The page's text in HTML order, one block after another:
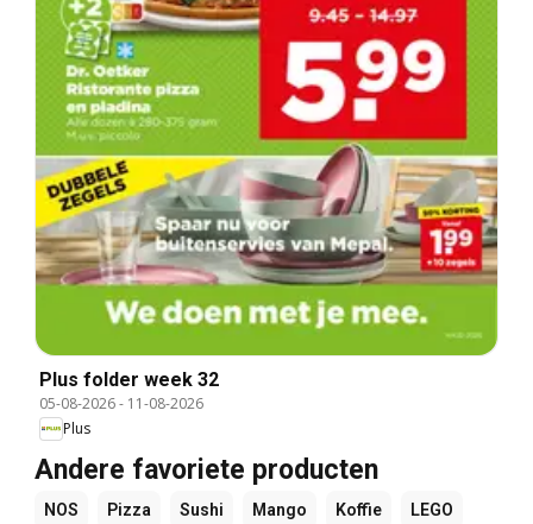
Plus folder week 32
05-08-2026- 11-08-2026
Plus
Andere favoriete producten
NOS Pizza Sushi Mango Koffie LEGO